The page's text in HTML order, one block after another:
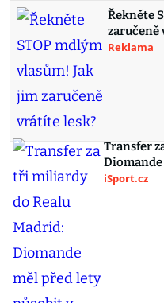
Řekněte
zaručeně
Reklama
Transfer
Diomande
iSport.cz